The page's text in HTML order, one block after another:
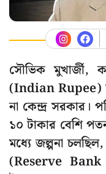
সৌভিক মুখার্জী,
(Indian Rupee)
না কেন্দ্র সরকার।
১০ টাকার বেশি
মধ্যে জল্পনা
(Reserve